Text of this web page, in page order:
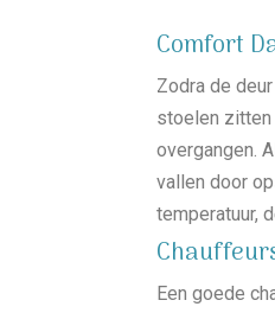
Comfort
Zodra de
stoelen zitten
overgangen.
vallen door
temperatuur,
Een goede